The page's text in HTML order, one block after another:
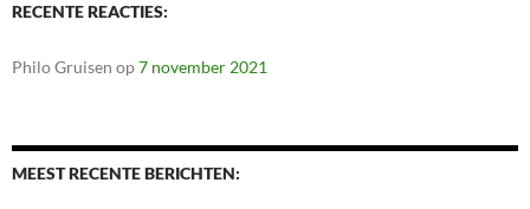
RECENTE REACTIES:
Philo Gruisen op7 november 2021
MEEST RECENTE BERICHTEN: